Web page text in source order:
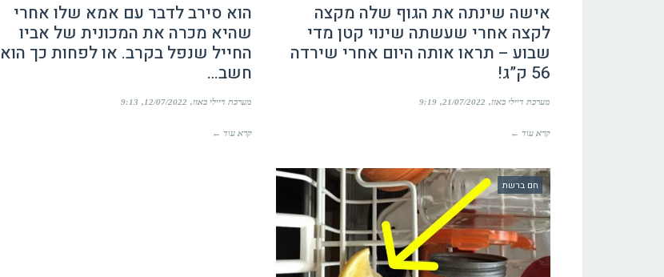
אישה שינתה את הגוף שלה מקצה
לקצה אחרי שעשתה שינוי קטן מדי
שבוע – תראו אותה היום אחרי שירדה
56 ק”ג!
מערכת דיילי באזז 21/07/2022
9:19
קרא עוד ←
הוא סירב לדבר עם אמא שלו אחרי
שהיא מכרה את המכונית של אביו
החייל שנפל בקרב. או לפחות כך הוא
חשב…
מערכת דיילי באזז 12/07/2022
9:13
קרא עוד ←
חם ברשת